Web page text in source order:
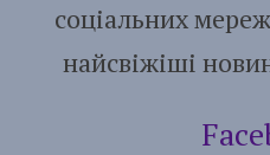
соціальних
найсвіжіші